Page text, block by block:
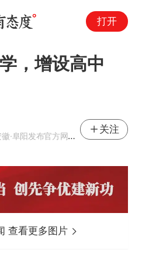
打开
，增设高中
徽·阜阳发布官方网易号
关注
查看更多图片